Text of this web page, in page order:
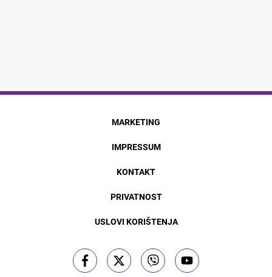
MARKETING
IMPRESSUM
KONTAKT
PRIVATNOST
USLOVI KORIŠTENJA